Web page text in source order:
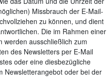
Missbrauch der E‐Mail-
zu können, und dient
Die im Rahmen einer
werden ausschließlich zum
des Newsletters per E‐Mail
oder eine diesbezügliche
Newsletterangebot oder bei der